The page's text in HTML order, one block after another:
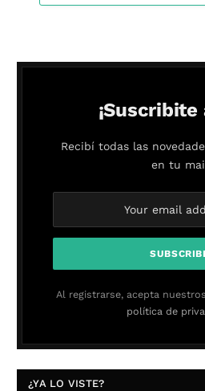
¡Suscribite
Recibí todas las
en tu
Al registrarse, acepta
política de
¿YA LO VISTE?